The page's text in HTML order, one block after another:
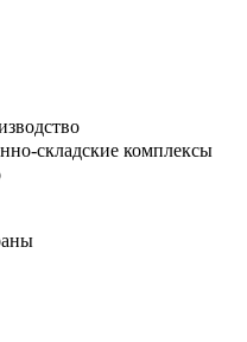
складские комплексы